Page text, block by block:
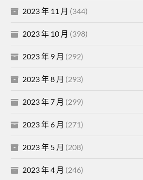
2023 年 11 月 (344)
2023 年 10 月 (398)
2023 年 9 月 (292)
2023 年 8 月 (293)
2023 年 7 月 (299)
2023 年 6 月 (271)
2023 年 5 月 (208)
2023 年 4 月 (246)